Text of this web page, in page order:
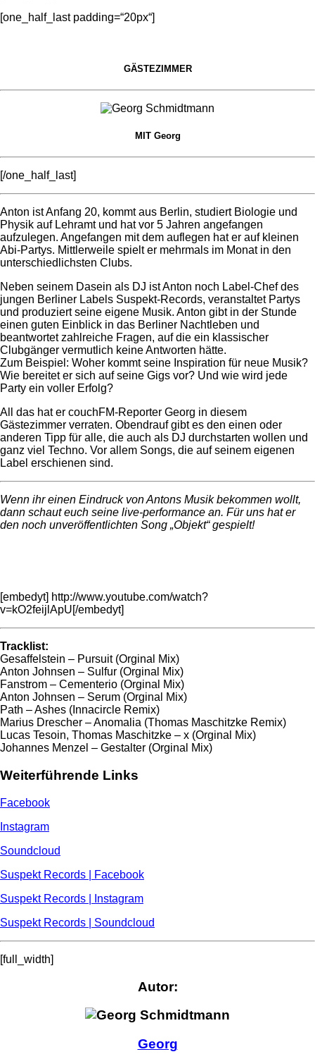
[one_half_last padding=“20px“]
GÄSTEZIMMER
MIT Georg
[/one_half_last]
Anton ist Anfang 20, kommt aus Berlin, studiert Biologie und
Physik auf Lehramt und hat vor 5 Jahren angefangen
aufzulegen. Angefangen mit dem auflegen hat er auf kleinen
Abi-Partys. Mittlerweile spielt er mehrmals im Monat in den
unterschiedlichsten Clubs.
Neben seinem Dasein als DJ ist Anton noch Label-Chef des
jungen Berliner Labels Suspekt-Records, veranstaltet Partys
und produziert seine eigene Musik. Anton gibt in der Stunde
einen guten Einblick in das Berliner Nachtleben und
beantwortet zahlreiche Fragen, auf die ein klassischer
Clubgänger vermutlich keine Antworten hätte.
Zum Beispiel: Woher kommt seine Inspiration für neue Musik?
Wie bereitet er sich auf seine Gigs vor? Und wie wird jede
Party ein voller Erfolg?
All das hat er couchFM-Reporter Georg in diesem
Gästezimmer verraten. Obendrauf gibt es den einen oder
anderen Tipp für alle, die auch als DJ durchstarten wollen und
ganz viel Techno. Vor allem Songs, die auf seinem eigenen
Label erschienen sind.
Wenn ihr einen Eindruck von Antons Musik bekommen wollt,
dann schaut euch seine live-performance an. Für uns hat er
den noch unveröffentlichten Song „Objekt“ gespielt!
[embedyt] http://www.youtube.com/watch?
v=kO2feijlApU[/embedyt]
Tracklist:
Gesaffelstein – Pursuit (Orginal Mix)
Anton Johnsen – Sulfur (Orginal Mix)
Fanstrom – Cementerio (Orginal Mix)
Anton Johnsen – Serum (Orginal Mix)
Path – Ashes (Innacircle Remix)
Marius Drescher – Anomalia (Thomas Maschitzke Remix)
Lucas Tesoin, Thomas Maschitzke – x (Orginal Mix)
Johannes Menzel – Gestalter (Orginal Mix)
Weiterführende Links
Facebook
Instagram
Soundcloud
Suspekt Records | Facebook
Suspekt Records | Instagram
Suspekt Records | Soundcloud
[full_width]
Autor:
Georg